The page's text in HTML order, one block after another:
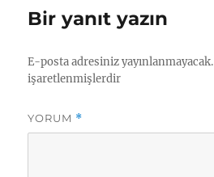
Bir yanıt yazın
E-posta adresiniz yayınlanmayacak.
işaretlenmişlerdir
YORUM *